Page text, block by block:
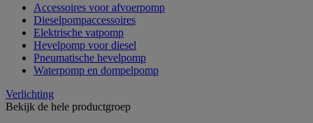
Accessoires voor afvoerpomp
Dieselpompaccessoires
Elektrische vatpomp
Hevelpomp voor diesel
Pneumatische hevelpomp
Waterpomp en dompelpomp
Verlichting
Bekijk de hele productgroep